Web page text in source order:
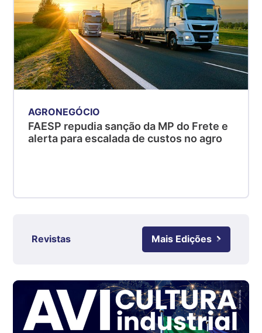
R$ 5,05
kg
Suíno - Estadual
PR
R$ 4,53
Suíno - Estadual
SC
R$ 4,48
Ovo Branco - Regional
cx
Ovo Branco - Regional
Branco
R$ 145,34
AGRONEGÓCIO
FAESP repudia sanção da MP do Frete e
alerta para escalada de custos no agro
Revistas Mais Edições